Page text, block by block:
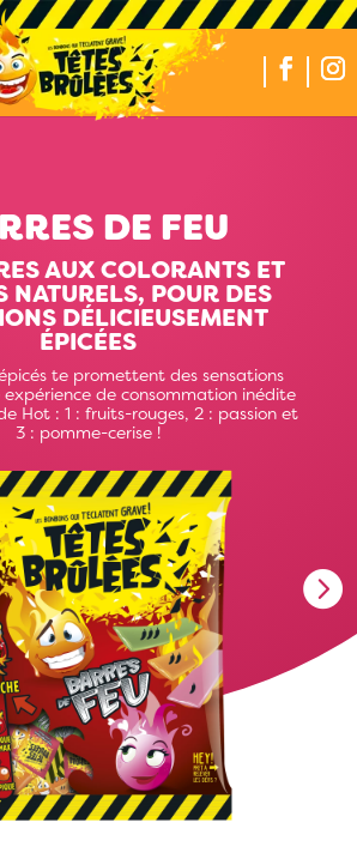
DE FEU
AUX COLORANTS ET
NATURELS, POUR DES
DÉLICIEUSEMENT
ÉPICÉES
te promettent des sensations
expérience de consommation inédite
Hot : 1 : fruits-rouges, 2 : passion et
3 : pomme-cerise !